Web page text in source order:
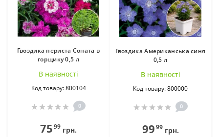
Гвоздика периста Соната в
горщику 0,5 л
В наявностi
Код товару: 800104
0
7599 грн.
Гвоздика Американська синя
0,5 л
В наявностi
Код товару: 800000
0
9999грн.